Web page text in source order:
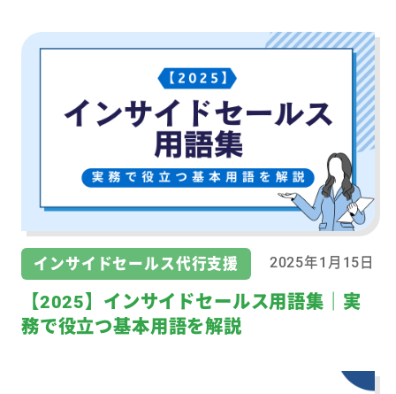
インサイドセールス代行支援 2025年1月15日
【2025】インサイドセールス用語集｜実
務で役立つ基本用語を解説